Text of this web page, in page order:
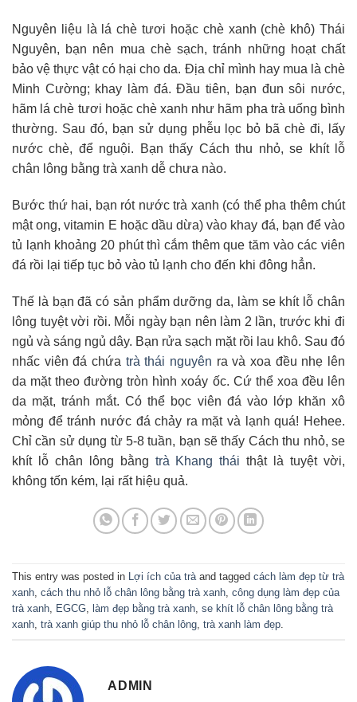
Nguyên liệu là lá chè tươi hoặc chè xanh (chè khô) Thái
Nguyên, bạn nên mua chè sạch, tránh những hoạt chất
bảo vệ thực vật có hại cho da. Địa chỉ mình hay mua là chè
Minh Cường; khay làm đá. Đầu tiên, bạn đun sôi nước,
hãm lá chè tươi hoặc chè xanh như hãm pha trà uống bình
thường. Sau đó, bạn sử dụng phễu lọc bỏ bã chè đi, lấy
nước chè, để nguội. Bạn thấy Cách thu nhỏ, se khít lỗ
chân lông bằng trà xanh dễ chưa nào.
Bước thứ hai, bạn rót nước trà xanh (có thể pha thêm chút
mật ong, vitamin E hoặc dầu dừa) vào khay đá, bạn để vào
tủ lạnh khoảng 20 phút thì cắm thêm que tăm vào các viên
đá rồi lại tiếp tục bỏ vào tủ lạnh cho đến khi đông hẳn.
Thế là bạn đã có sản phẩm dưỡng da, làm se khít lỗ chân
lông tuyệt vời rồi. Mỗi ngày bạn nên làm 2 lần, trước khi đi
ngủ và sáng ngủ dây. Bạn rửa sạch mặt rồi lau khô. Sau đó
nhấc viên đá chứa trà thái nguyên ra và xoa đều nhẹ lên
da mặt theo đường tròn hình xoáy ốc. Cứ thể xoa đều lên
da mặt, tránh mắt. Có thể bọc viên đá vào lớp khăn xô
mỏng để tránh nước đá chảy ra mặt và lạnh quá! Hehee.
Chỉ cần sử dụng từ 5-8 tuần, bạn sẽ thấy Cách thu nhỏ, se
khít lỗ chân lông bằng trà Khang thái thật là tuyệt vời,
không tốn kém, lại rất hiệu quả.
This entry was posted in Lợi ích của tràand tagged cách làm đẹp từ trà
xanh, cách thu nhỏ lỗ chân lông bằng trà xanh, công dụng làm đẹp của
trà xanh, EGCG, làm đẹp bằng trà xanh, se khít lỗ chân lông bằng trà
xanh, trà xanh giúp thu nhỏ lỗ chân lông, trà xanh làm đẹp.
ADMIN